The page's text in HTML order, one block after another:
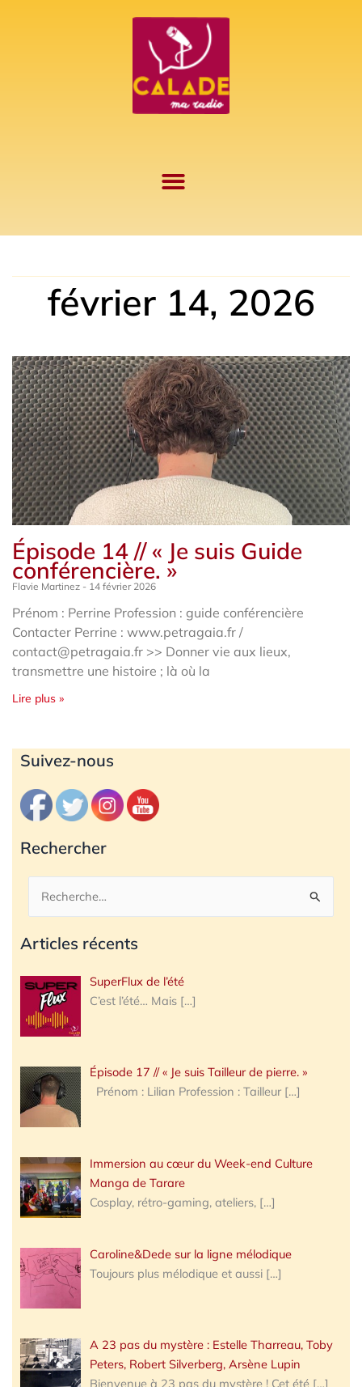
février 14, 2026
Épisode 14 // « Je suis Guide
conférencière. »
Flavie Martinez 14 février 2026
Prénom : Perrine Profession : guide conférencière
Contacter Perrine : www.petragaia.fr /
contact@petragaia.fr >> Donner vie aux lieux,
transmettre une histoire ; là où la
Lire plus »
Suivez-nous
Rechercher
Rechercher :
Articles récents
SuperFlux de l’été
C’est l’été… Mais […]
Épisode 17 // « Je suis Tailleur de pierre. »
Prénom : Lilian Profession : Tailleur […]
Immersion au cœur du Week-end Culture
Manga de Tarare
Cosplay, rétro-gaming, ateliers, […]
Caroline&Dede sur la ligne mélodique
Toujours plus mélodique et aussi […]
A 23 pas du mystère : Estelle Tharreau, Toby
Peters, Robert Silverberg, Arsène Lupin
Bienvenue à 23 pas du mystère ! Cet été […]
Archives